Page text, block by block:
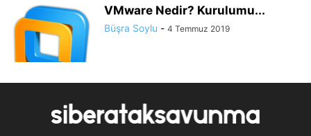
VMware Nedir? Kurulumu...
Büşra Soylu - 4 Temmuz 2019